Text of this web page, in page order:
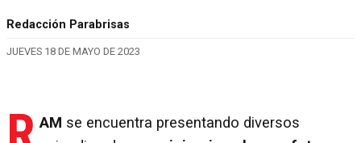
Redacción Parabrisas
JUEVES 18 DE MAYO DE 2023
AM se encuentra presentando diversos